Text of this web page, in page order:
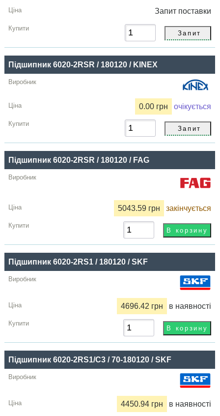
Запит поставки
Підшипник 6020-2RSR / 180120 / KINEX
0.00 грн очікується
Підшипник 6020-2RSR / 180120 / FAG
5043.59 грн закінчується
Підшипник 6020-2RS1 / 180120 / SKF
4696.42 грн в наявності
Підшипник 6020-2RS1/C3 / 70-180120 / SKF
4450.94 грн в наявності